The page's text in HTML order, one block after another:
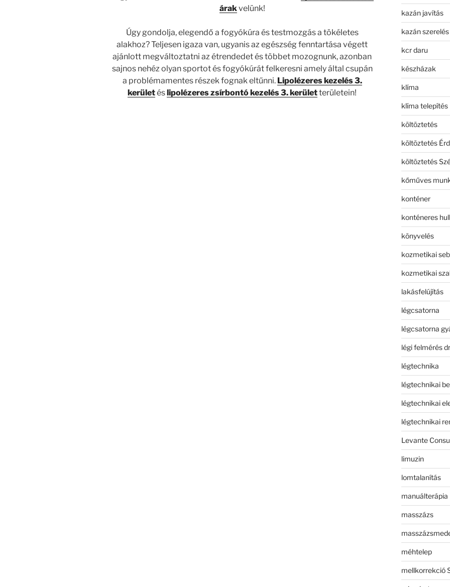
árak velünk!
Úgy gondolja, elegendő a fogyókúra és testmozgás a tökéletes
alakhoz? Teljesen igaza van, ugyanis az egészség fenntartása végett
ajánlott megváltoztatni az étrendedet és többet mozognunk, azonban
sajnos nehéz olyan sportot és fogyókúrát felkeresni amely által csupán
a problémamentes részek fognak eltűnni. Lipolézeres kezelés 3.
kerületéslipolézeres zsírbontó kezelés 3. kerületterületein!
kazán javítás
kazán szerelés
kcr daru
készházak
klíma
klíma telepítés
költöztetés
költöztetés Érd
költöztetés
kőműves
konténer
konténeres
könyvelés
kozmetikai
kozmetikai
lakásfelújítás
légcsatorna
légcsatorna
légi felmérés
légtechnika
légtechnikai
légtechnikai
légtechnikai
Levante
limuzin
lomtalanítás
manuálterápia
masszázs
méhtelep
mellkorrekció